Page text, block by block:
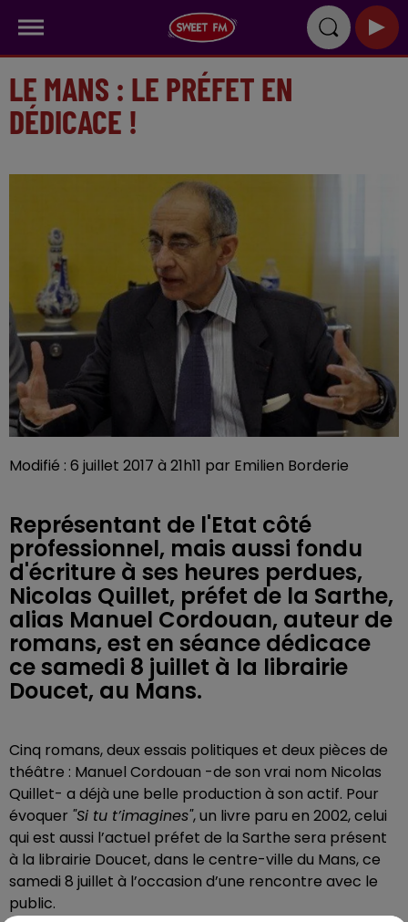
LE MANS : LE PRÉFET EN
DÉDICACE !
Modifié : 6 juillet 2017 à 21h11 par Emilien Borderie
Représentant de l'Etat côté
professionnel, mais aussi fondu
d'écriture à ses heures perdues,
Nicolas Quillet, préfet de la Sarthe,
alias Manuel Cordouan, auteur de
romans, est en séance dédicace
ce samedi 8 juillet à la librairie
Doucet, au Mans.
Cinq romans, deux essais politiques et deux pièces de
théâtre : Manuel Cordouan -de son vrai nom Nicolas
Quillet- a déjà une belle production à son actif. Pour
évoquer "Si tu t’imagines", un livre paru en 2002, celui
qui est aussi l’actuel préfet de la Sarthe sera présent
à la librairie Doucet, dans le centre-ville du Mans, ce
samedi 8 juillet à l’occasion d’une rencontre avec le
public.